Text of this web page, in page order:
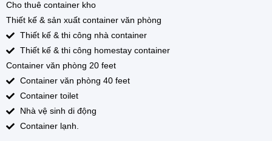
Cho thuê container kho
Thiết kế & sản xuất container văn phòng
Thiết kế & thi công nhà container
Thiết kế & thi công homestay container
Container văn phòng 20 feet
Container văn phòng 40 feet
Container toilet
Nhà vệ sinh di động
Container lạnh.